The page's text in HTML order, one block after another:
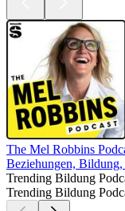
The Mel Robbins
Beziehungen,
Trending Bildung
Trending Bildung